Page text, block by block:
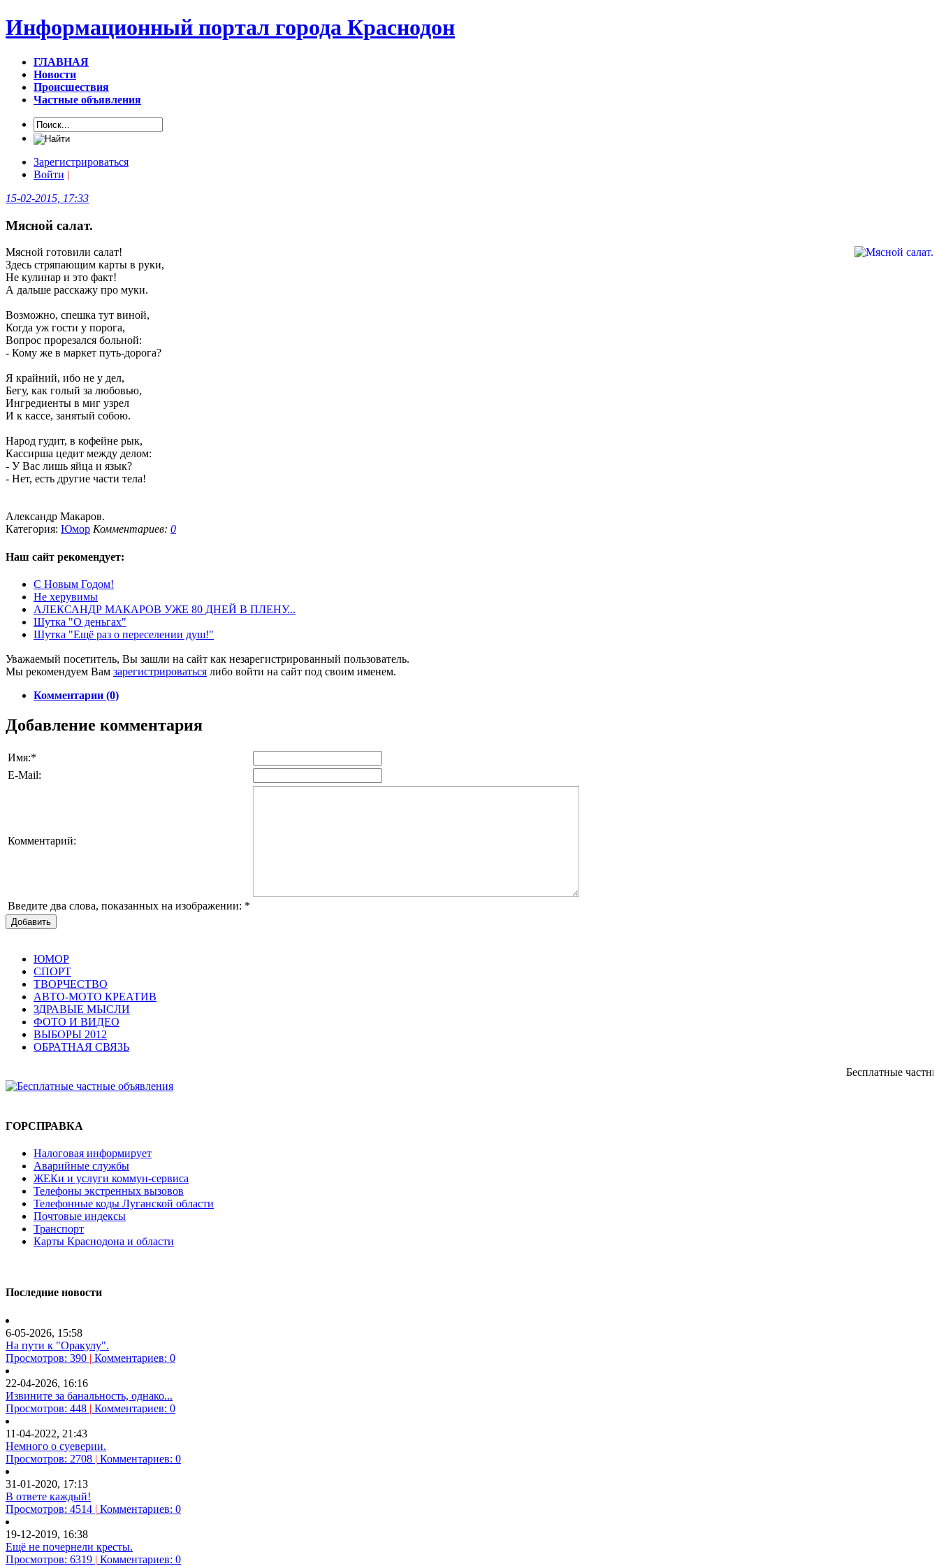
Информационный портал города Краснодон
ГЛАВНАЯ
Новости
Происшествия
Частные объявления
Зарегистрироваться
Войти |
15-02-2015, 17:33
Мясной салат.
Мясной готовили салат!
Здесь стряпающим карты в руки,
Не кулинар и это факт!
А дальше расскажу про муки.
Возможно, спешка тут виной,
Когда уж гости у порога,
Вопрос прорезался больной:
- Кому же в маркет путь-дорога?
Я крайний, ибо не у дел,
Бегу, как голый за любовью,
Ингредиенты в миг узрел
И к кассе, занятый собою.
Народ гудит, в кофейне рык,
Кассирша цедит между делом:
- У Вас лишь яйца и язык?
- Нет, есть другие части тела!
Александр Макаров.
Категория: Юмор Комментариев: 0
Наш сайт рекомендует:
С Новым Годом!
Не херувимы
АЛЕКСАНДР МАКАРОВ УЖЕ 80 ДНЕЙ В ПЛЕНУ...
Шутка "О деньгах"
Шутка "Ещё раз о переселении душ!"
Уважаемый посетитель, Вы зашли на сайт как незарегистрированный пользователь.
Мы рекомендуем Вам зарегистрироваться либо войти на сайт под своим именем.
Комментарии (0)
Добавление комментария
Имя:*
E-Mail:
Комментарий:
Введите два слова, показанных на изображении: *
Добавить
ЮМОР
СПОРТ
ТВОРЧЕСТВО
АВТО-МОТО КРЕАТИВ
ЗДРАВЫЕ МЫСЛИ
ФОТО И ВИДЕО
ВЫБОРЫ 2012
ОБРАТНАЯ СВЯЗЬ
Бесплатные
ГОРСПРАВКА
Налоговая информирует
Аварийные службы
ЖЕКи и услуги коммун-сервиса
Телефоны экстренных вызовов
Телефонные коды Луганской области
Почтовые индексы
Транспорт
Карты Краснодона и области
Последние новости
6-05-2026, 15:58
На пути к "Оракулу".
Просмотров: 390 | Комментариев: 0
22-04-2026, 16:16
Извините за банальность, однако...
Просмотров: 448 | Комментариев: 0
11-04-2022, 21:43
Немного о суеверии.
Просмотров: 2708 | Комментариев: 0
31-01-2020, 17:13
В ответе каждый!
Просмотров: 4514 | Комментариев: 0
19-12-2019, 16:38
Ещё не почернели кресты.
Просмотров: 6319 | Комментариев: 0